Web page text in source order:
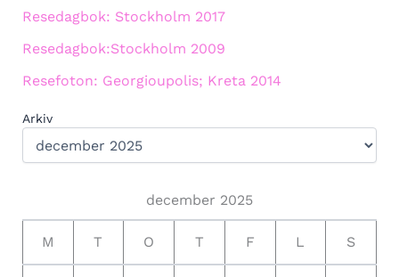
Resedagbok: Stockholm 2017
Resedagbok:Stockholm 2009
Resefoton: Georgioupolis; Kreta 2014
Arkiv
december 2025
M T O T F L S